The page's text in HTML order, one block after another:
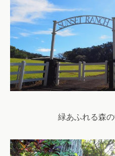
緑あふれる森